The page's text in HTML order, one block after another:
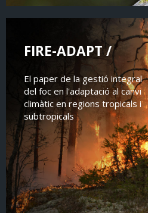
FIRE-ADAPT /
El paper de la gestió integral
del foc en l'adaptació al canvi
climàtic en regions tropicals i
subtropicals